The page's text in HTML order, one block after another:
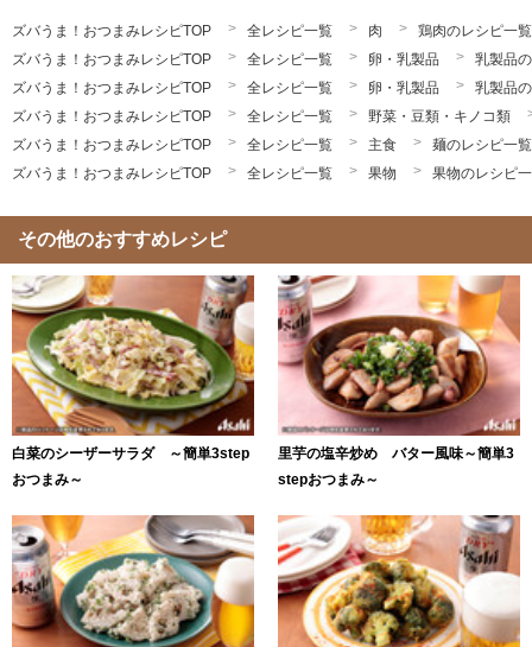
ズバうま！おつまみレシピTOP 全レシピ一覧 肉
鶏肉のレシピ一覧
ズバうま！おつまみレシピTOP
全レシピ一覧 卵・乳製品
乳製品
ズバうま！おつまみレシピTOP
全レシピ一覧 卵・乳製品
乳製品
ズバうま！おつまみレシピTOP
全レシピ一覧
野菜・豆類・キノコ類
ズバうま！おつまみレシピTOP
全レシピ一覧 主食
麺のレシピ一覧
ズバうま！おつまみレシピTOP
全レシピ一覧 果物 果物のレシピ
その他のおすすめレシピ
白菜のシーザーサラダ ～簡単3step
おつまみ～
里芋の塩辛炒め バター風味～簡単3
stepおつまみ～